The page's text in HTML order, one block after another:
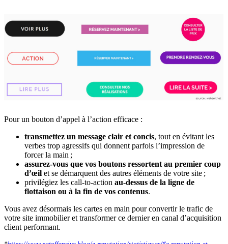
Pour un bouton d’appel à l’action efficace :
transmettez un message clair et concis, tout en évitant les
verbes trop agressifs qui donnent parfois l’impression de
forcer la main ;
assurez-vous que vos boutons ressortent au premier coup
d’œil et se démarquent des autres éléments de votre site ;
privilégiez les call-to-action au-dessus de la ligne de
flottaison ou à la fin de vos contenus.
Vous avez désormais les cartes en main pour convertir le trafic de
votre site immobilier et transformer ce dernier en canal d’acquisition
client performant.